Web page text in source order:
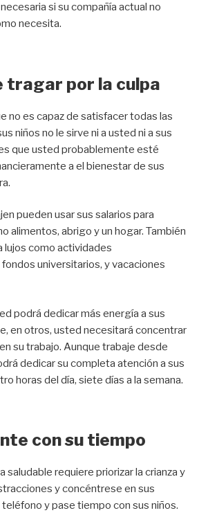
si su compañía actual no
necesita.
tragar por la culpa
no es capaz de satisfacer todas las
niños no le sirve ni a usted ni a sus
que usted probablemente esté
a el bienestar de sus
pueden usar sus salarios para
alimentos, abrigo y un hogar. También
lujos como actividades
universitarios, y vacaciones
podrá dedicar más energía a sus
en otros, usted necesitará concentrar
su trabajo. Aunque trabaje desde
dedicar su completa atención a sus
horas del día, siete días a la semana.
con su tiempo
saludable requiere priorizar la crianza y
y concéntrese en sus
y pase tiempo con sus niños.